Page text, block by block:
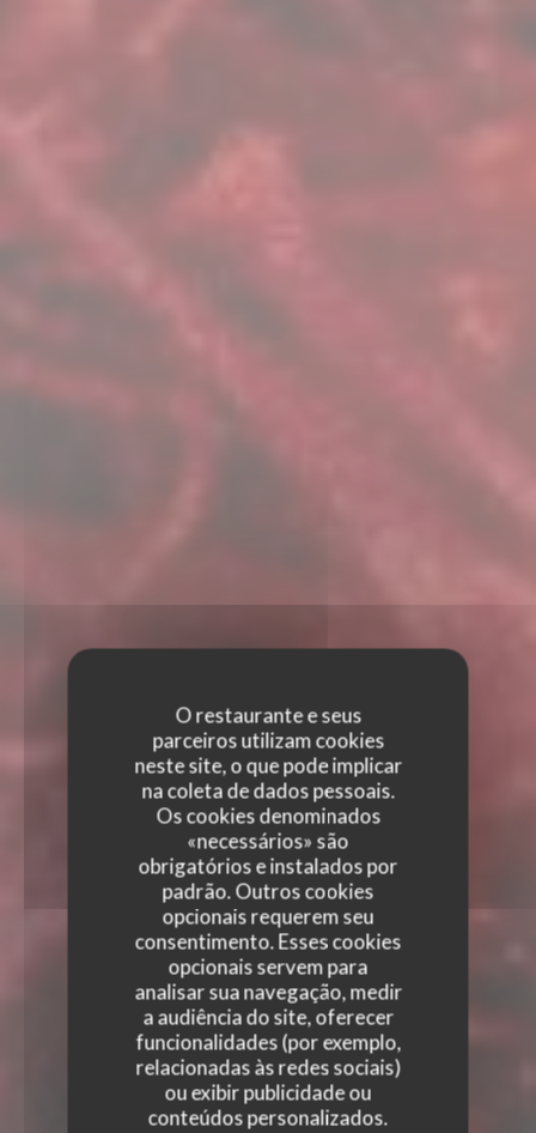
O restaurante e seus
parceiros utilizam cookies
neste site, o que pode implicar
na coleta de dados pessoais.
Os cookies denominados
«necessários» são
obrigatórios e instalados por
padrão. Outros cookies
opcionais requerem seu
consentimento. Esses cookies
opcionais servem para
analisar sua navegação, medir
a audiência do site, oferecer
funcionalidades (por exemplo,
relacionadas às redes sociais)
ou exibir publicidade ou
conteúdos personalizados.